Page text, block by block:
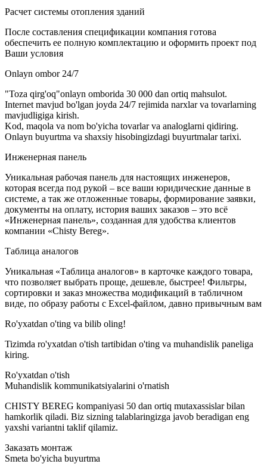
Расчет системы отопления зданий
После составления спецификации компания готова
обеспечить ее полную комплектацию и оформить проект под
Ваши условия
Onlayn ombor 24/7
"Toza qirg'oq"onlayn omborida 30 000 dan ortiq mahsulot.
Internet mavjud bo'lgan joyda 24/7 rejimida narxlar va tovarlarning
mavjudligiga kirish.
Kod, maqola va nom bo'yicha tovarlar va analoglarni qidiring.
Onlayn buyurtma va shaxsiy hisobingizdagi buyurtmalar tarixi.
Инженерная панель
Уникальная рабочая панель для настоящих инженеров,
которая всегда под рукой – все ваши юридические данные в
системе, а так же отложенные товары, формирование заявки,
документы на оплату, история ваших заказов – это всё
«Инженерная панель», созданная для удобства клиентов
компании «Chisty Bereg».
Таблица аналогов
Уникальная «Таблица аналогов» в карточке каждого товара,
что позволяет выбрать проще, дешевле, быстрее! Фильтры,
сортировки и заказ множества модификаций в табличном
виде, по образу работы с Excel-файлом, давно привычным вам
Ro'yxatdan o'ting va bilib oling!
Tizimda ro'yxatdan o'tish tartibidan o'ting va muhandislik paneliga
kiring.
Ro'yxatdan o'tish
Muhandislik kommunikatsiyalarini o'rnatish
CHISTY BEREG kompaniyasi 50 dan ortiq mutaxassislar bilan
hamkorlik qiladi. Biz sizning talablaringizga javob beradigan eng
yaxshi variantni taklif qilamiz.
Заказать монтаж
Smeta bo'yicha buyurtma